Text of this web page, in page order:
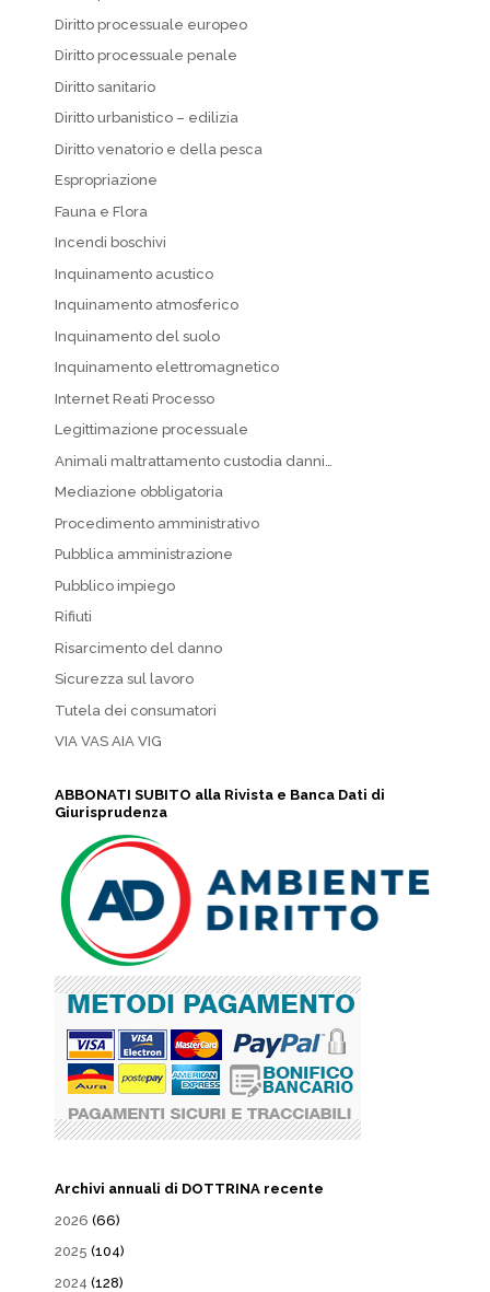
Diritto processuale europeo
Diritto processuale penale
Diritto sanitario
Diritto urbanistico – edilizia
Diritto venatorio e della pesca
Espropriazione
Fauna e Flora
Incendi boschivi
Inquinamento acustico
Inquinamento atmosferico
Inquinamento del suolo
Inquinamento elettromagnetico
Internet Reati Processo
Legittimazione processuale
Animali maltrattamento custodia danni…
Mediazione obbligatoria
Procedimento amministrativo
Pubblica amministrazione
Pubblico impiego
Rifiuti
Risarcimento del danno
Sicurezza sul lavoro
Tutela dei consumatori
VIA VAS AIA VIG
ABBONATI SUBITO alla Rivista e Banca Dati di
Giurisprudenza
Archivi annuali di DOTTRINA recente
2026 (66)
2025 (104)
2024 (128)